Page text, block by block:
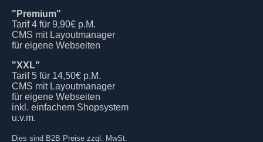
"Premium"
Tarif 4 für 9,90€ p.M.
CMS mit Layoutmanager
für eigene Webseiten
"XXL"
Tarif 5 für 14,50€ p.M.
CMS mit Layoutmanager
für eigene Webseiten
inkl. einfachem Shopsystem
u.v.m.
Dies sind B2B Preise zzgl. MwSt.